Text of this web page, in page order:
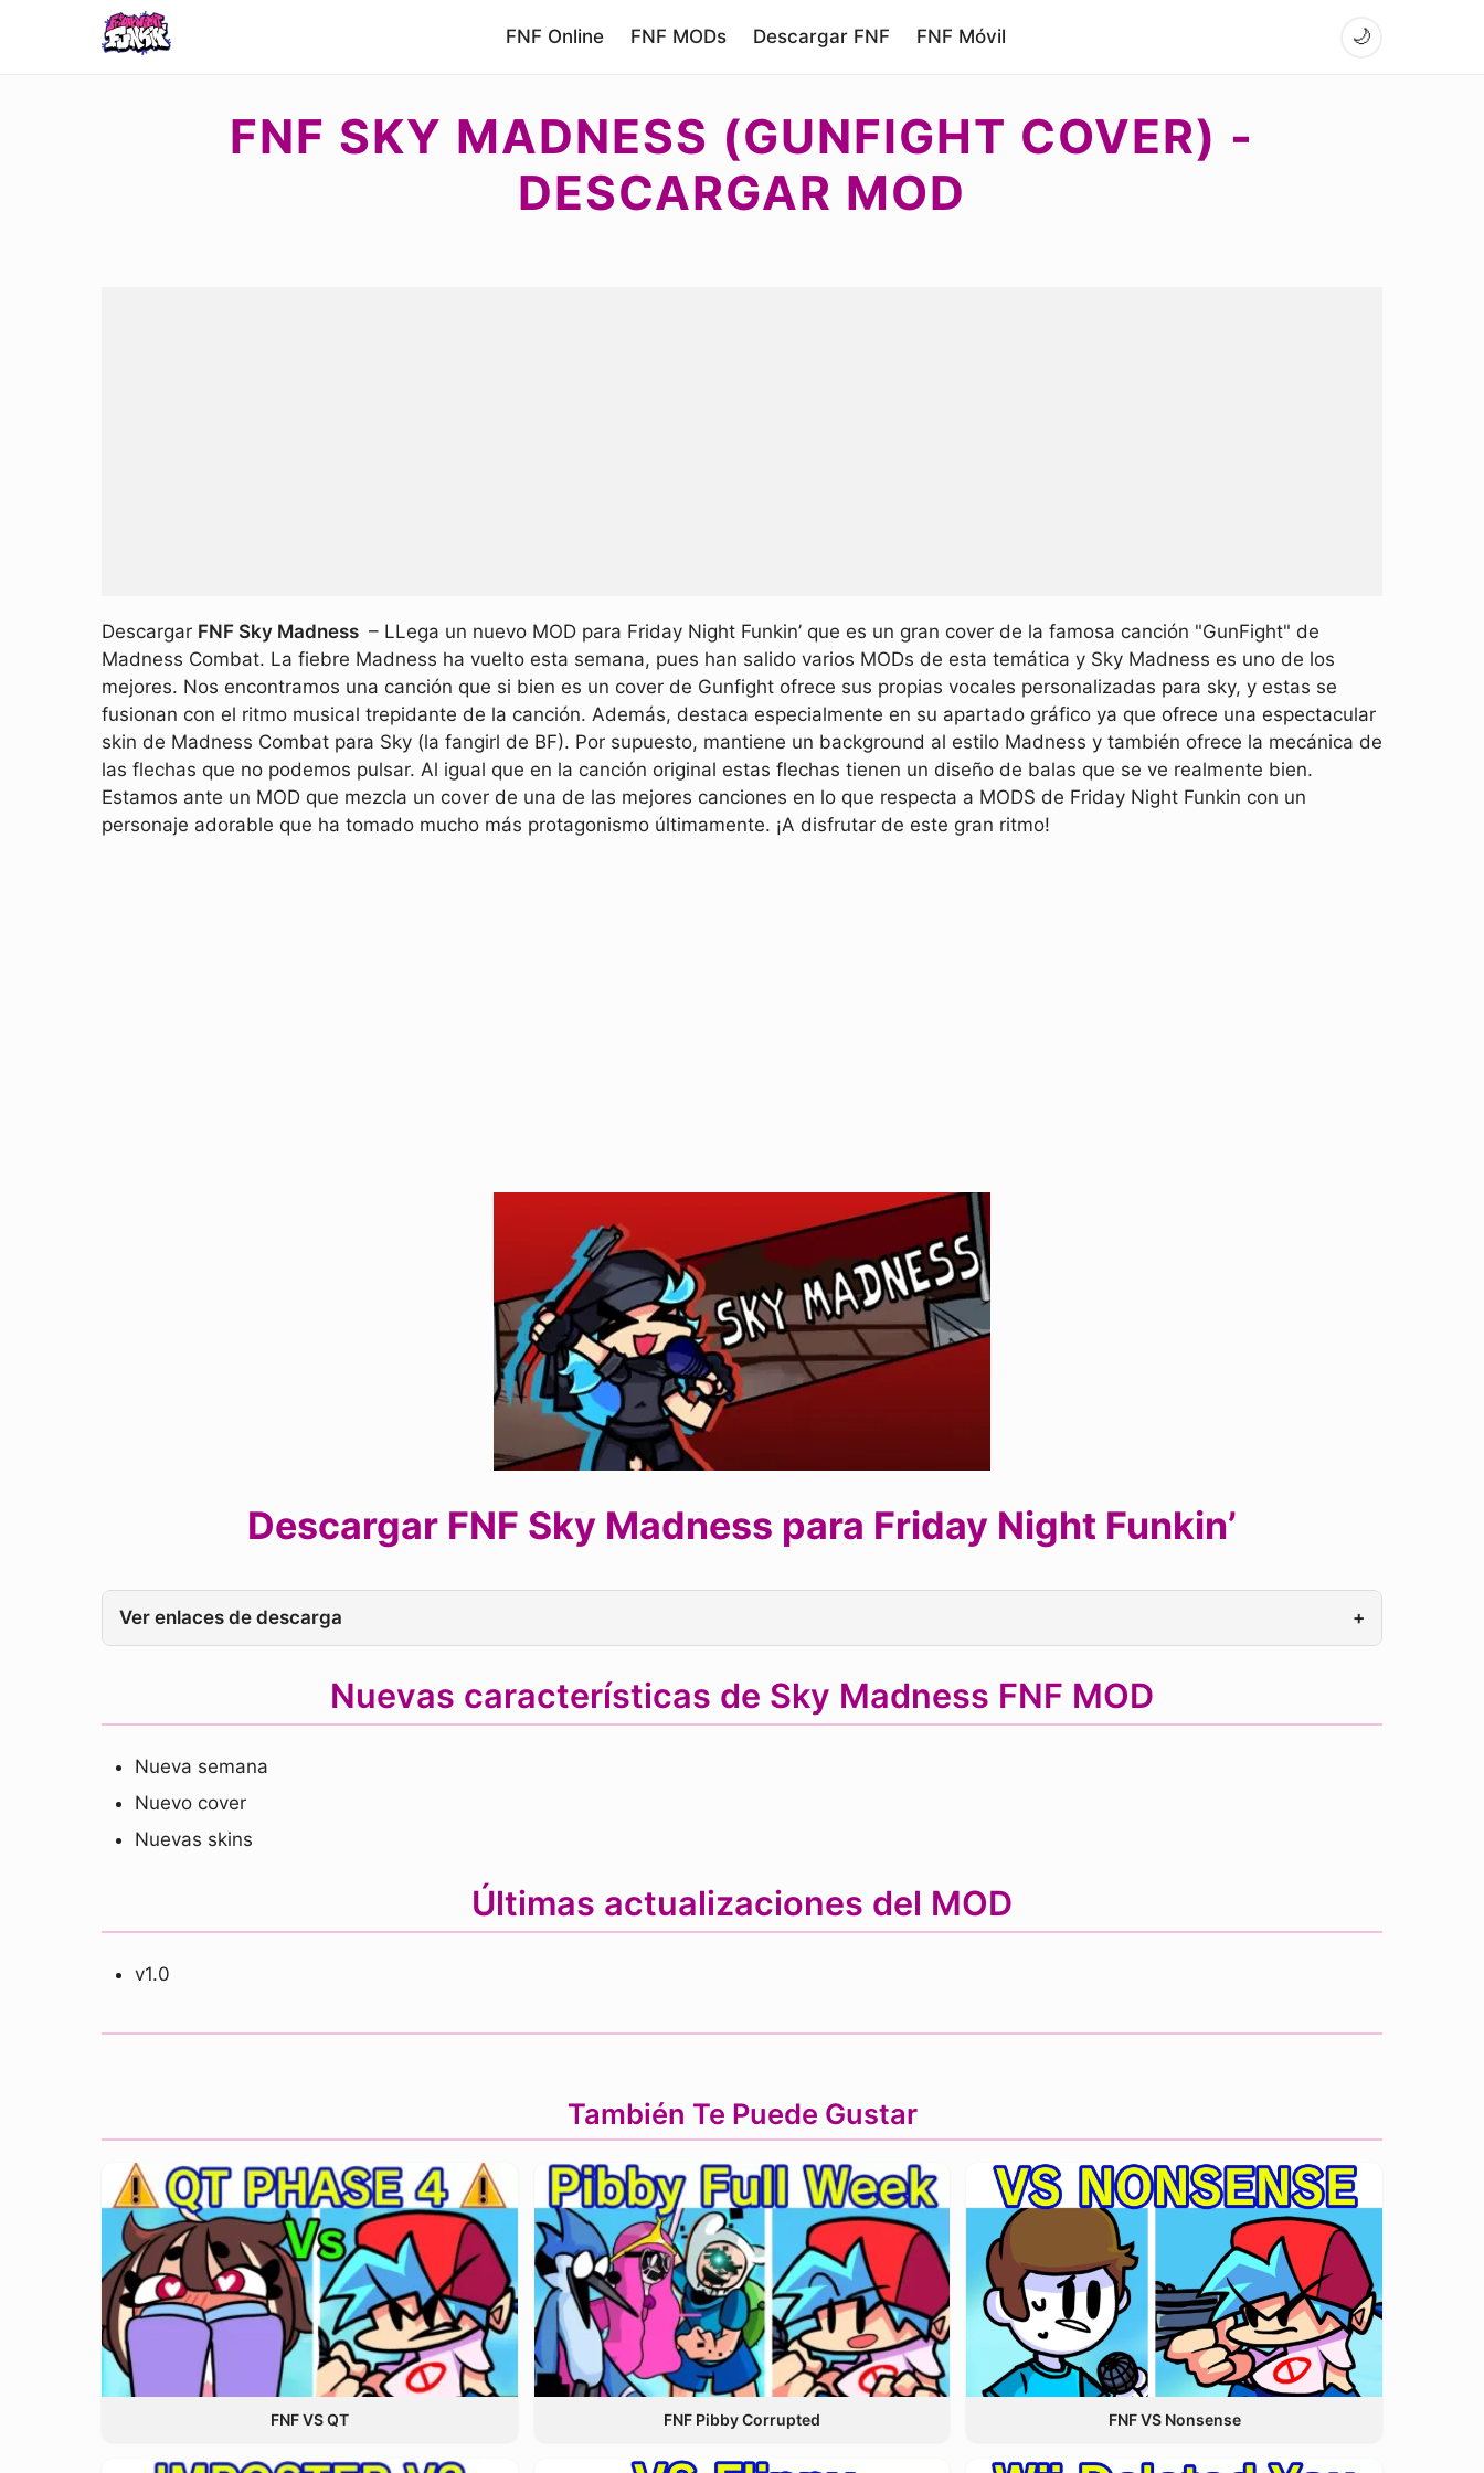
FNF Online FNF MODs Descargar FNF FNF Móvil 🌙
FNF SKY MADNESS (GUNFIGHT COVER) -
DESCARGAR MOD
Descargar FNF Sky Madness – LLega un nuevo MOD para Friday Night Funkin’ que es un gran cover de la famosa canción "GunFight" de
Madness Combat. La fiebre Madness ha vuelto esta semana, pues han salido varios MODs de esta temática y Sky Madness es uno de los
mejores. Nos encontramos una canción que si bien es un cover de Gunfight ofrece sus propias vocales personalizadas para sky, y estas se
fusionan con el ritmo musical trepidante de la canción. Además, destaca especialmente en su apartado gráfico ya que ofrece una espectacular
skin de Madness Combat para Sky (la fangirl de BF). Por supuesto, mantiene un background al estilo Madness y también ofrece la mecánica de
las flechas que no podemos pulsar. Al igual que en la canción original estas flechas tienen un diseño de balas que se ve realmente bien.
Estamos ante un MOD que mezcla un cover de una de las mejores canciones en lo que respecta a MODS de Friday Night Funkin con un
personaje adorable que ha tomado mucho más protagonismo últimamente. ¡A disfrutar de este gran ritmo!
Descargar FNF Sky Madness para Friday Night Funkin’
Ver enlaces de descarga +
Nuevas características de Sky Madness FNF MOD
Nueva semana
Nuevo cover
Nuevas skins
Últimas actualizaciones del MOD
v1.0
También Te Puede Gustar
FNF VS QT FNF Pibby Corrupted FNF VS Nonsense